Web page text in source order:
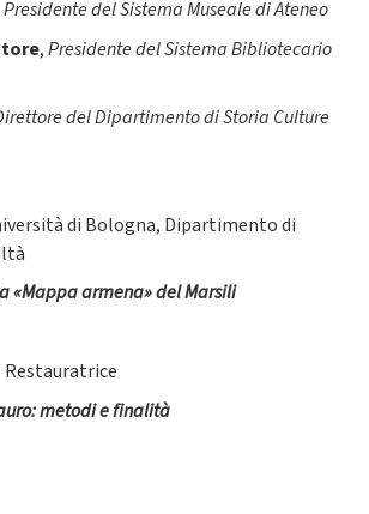
Presidente del Sistema Museale di Ateneo
,Presidente del Sistema Bibliotecario
del Dipartimento di Storia Culture
di Bologna, Dipartimento di
«Mappa armena» del Marsili
metodi e finalità